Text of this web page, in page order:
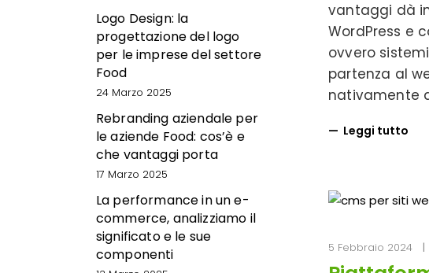
vantaggi dà
WordPress e
ovvero
partenza al
nativamente
Leggi tutto
5 Febbraio 2024
Logo Design: la
progettazione del logo
per le imprese del settore
Food
24 Marzo 2025
Rebranding aziendale per
le aziende Food: cos’è e
che vantaggi porta
17 Marzo 2025
La performance in un e-
commerce, analizziamo il
significato e le sue
componenti